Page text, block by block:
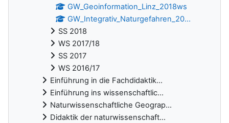
GW_Geoinformation_Linz_2018ws
GW_Integrativ_Naturgefahren_20...
SS 2018
WS 2017/18
SS 2017
WS 2016/17
Einführung in die Fachdidaktik...
Einführung ins wissenschaftlic...
Naturwissenschaftliche Geograp...
Didaktik der naturwissenschaft...